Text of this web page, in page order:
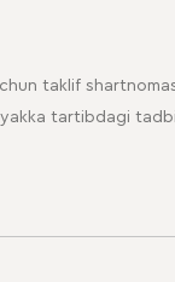
taklif
yakka tartibdagi